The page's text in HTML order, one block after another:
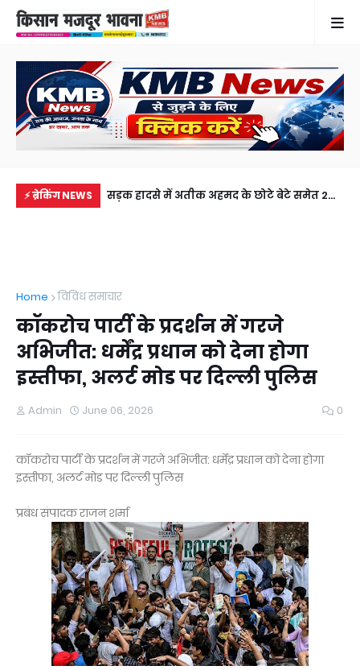
⚡ ब्रेकिंग NEWS
में से नहीं पहुंची एक
सड़क हादसे में अतीक अहमद के छोटे बेटे समेत 2
Home विविध समाचार
कॉकरोच पार्टी के प्रदर्शन में गरजे
अभिजीत: धर्मेंद्र प्रधान को देना होगा
इस्तीफा, अलर्ट मोड पर दिल्ली पुलिस
Admin June 06, 2026 0
कॉकरोच पार्टी के प्रदर्शन में गरजे अभिजीत: धर्मेंद्र प्रधान को देना होगा
इस्तीफा, अलर्ट मोड पर दिल्ली पुलिस
प्रबंध संपादक राजन शर्मा